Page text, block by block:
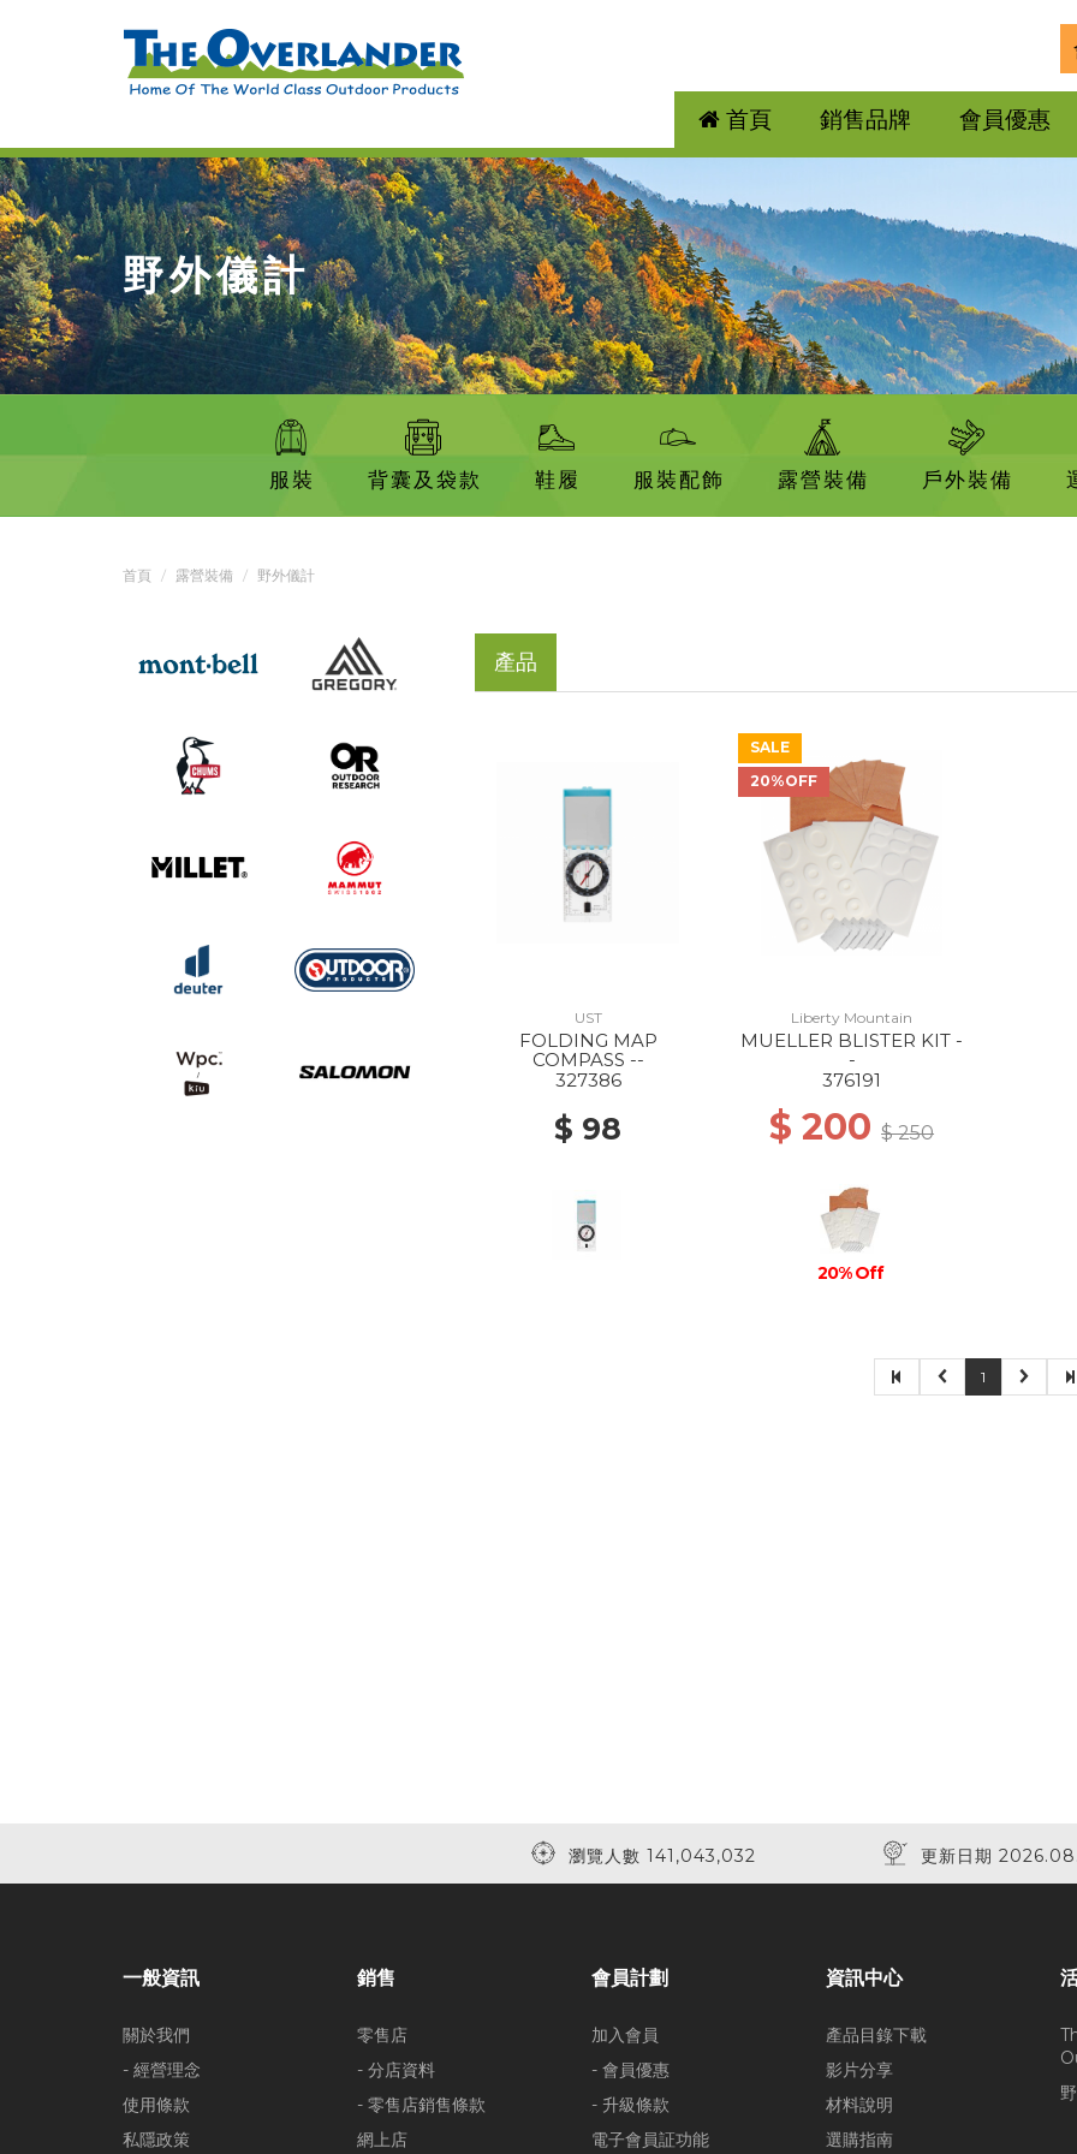
首頁 銷售品牌 會員優惠
野外儀計
服裝 背囊及袋款 鞋履 服裝配飾 露營裝備 戶外裝備
首頁 露營裝備 野外儀計
產品
UST
FOLDING MAP
COMPASS --
327386
$ 98
SALE
20%OFF
Liberty Mountain
MUELLER BLISTER KIT -
-
376191
$ 200$ 250
20% Off
1
瀏覽人數 141,043,032 更新日期
一般資訊
關於我們
- 經營理念
使用條款
私隱政策
銷售
零售店
- 分店資料
- 零售店銷售條款
網上店
會員計劃
加入會員
- 會員優惠
- 升級條款
電子會員証功能
資訊中心
產品目錄下載
影片分享
材料說明
選購指南